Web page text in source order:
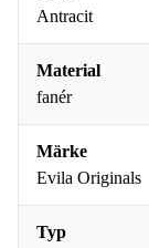
Antracit
Material
fanér
Märke
Evila Originals
Typ